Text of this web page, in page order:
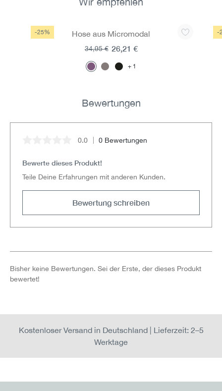
Produktgalerie überspringen
-25% Hose aus Micromodal
1
26,21 €
34,95 €
-
Bewertungen
Durchschnittliche Bewertung von 0 von 5 Sternen
0.0 0 Bewertungen
Bewerte dieses Produkt!
Teile Deine Erfahrungen mit anderen Kunden.
Bewertung schreiben
Bisher keine Bewertungen. Sei der Erste, der dieses Produkt
bewertet!
Kostenloser Versand in Deutschland | Lieferzeit: 2–5
Werktage